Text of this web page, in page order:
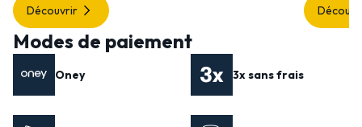
Découvrir
Modes de paiement
Oney 3x sans frais